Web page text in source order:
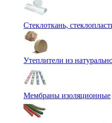
Стеклоткань,
Утеплители из
Мембраны изоляционные